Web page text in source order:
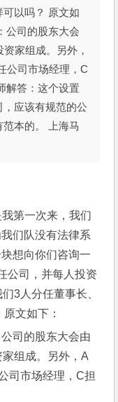
以吗？ 原文如
公司的股东大会
家组成。另外，
公司市场经理，C
解答：这个设置
应该有规范的公
本的。 上海马
第一次来，我们
们队没有法律系
想向你们咨询一
公司，并每人投资
3人分任董事长、
文如下：
司的股东大会由
组成。另外，A
司市场经理，C担